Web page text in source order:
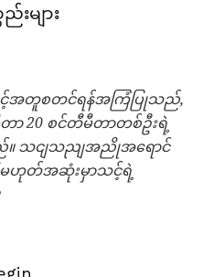
းများ
နှင့်အတူစတင်ရန်အကြံပြုသည်,
ာ 20 စင်တီမီတာတစ်ဦးရဲ့
။ သငျသညျအညိုအရောင်
မဟုတ်အဆုံးမှာသင့်ရဲ့